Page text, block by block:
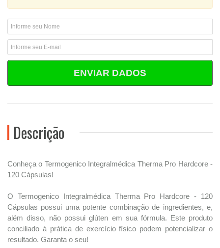
ENVIAR DADOS
Descrição
Conheça o Termogenico Integralmédica Therma Pro Hardcore -
120 Cápsulas!
O Termogenico Integralmédica Therma Pro Hardcore - 120
Cápsulas possui uma potente combinação de ingredientes, e,
além disso, não possui glúten em sua fórmula. Este produto
conciliado à prática de exercício físico podem potencializar o
resultado. Garanta o seu!